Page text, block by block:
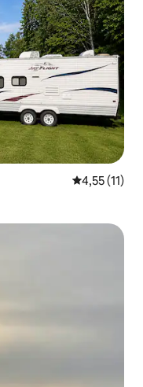
Vlerësimi
4,55 (11)